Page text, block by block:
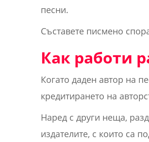
песни.
Съставете писмено
Как работи
Когато даден автор на
кредитирането на
Наред с други неща,
издателите, с които са